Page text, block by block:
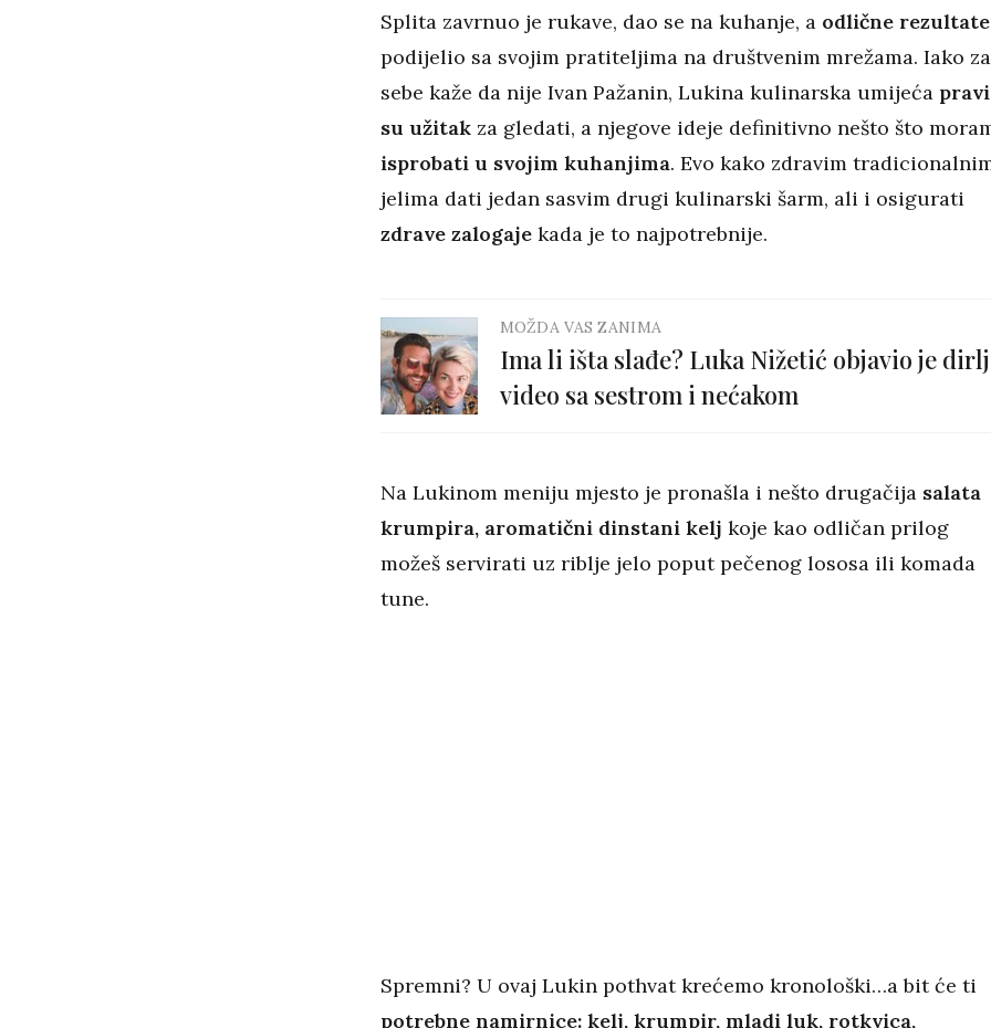
Splita zavrnuo je rukave, dao se na kuhanje, a odlične rezultate
podijelio sa svojim pratiteljima na društvenim mrežama. Iako za
sebe kaže da nije Ivan Pažanin, Lukina kulinarska umijeća pravi
su užitakza gledati, a njegove ideje definitivno nešto što
isprobati u svojim kuhanjima. Evo kako zdravim
jelima dati jedan sasvim drugi kulinarski šarm, ali i osigurati
zdrave zalogajekada je to najpotrebnije.
MOŽDA VAS ZANIMA
Ima li išta slađe? Luka Nižetić objavio je
video sa sestrom i nećakom
Na Lukinom meniju mjesto je pronašla i nešto drugačijasalata
krumpira, aromatični dinstani kelj koje kao odličan prilog
možeš servirati uz riblje jelo poput pečenog lososa ili komada
tune.
Spremni? U ovaj Lukin pothvat krećemo kronološki…a bit će ti
potrebne namirnice: kelj, krumpir, mladi luk, rotkvica,